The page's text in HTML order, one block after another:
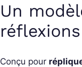
Un
Conçu pour